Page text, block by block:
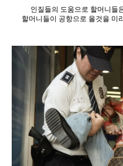
인질들의 도움으로 할머니들
할머니들이 공항으로 올것을 미